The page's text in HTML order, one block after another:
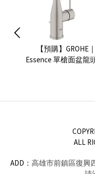
【預購】GROHE｜
Essence 單槍面盆龍
ALL
ADD： 高雄市前鎮區復興